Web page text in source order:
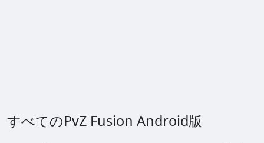
すべてのPvZ Fusion Android版